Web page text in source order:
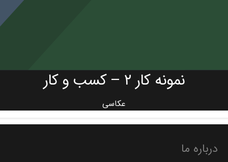
نمونه کار ۲ – کسب و کار
عکاسی
درباره ما